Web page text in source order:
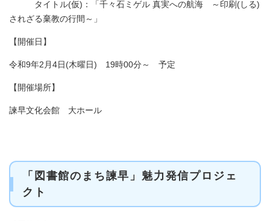
タイトル(仮)：「千々石ミゲル 真実への航海 ～印刷(しる)
されざる棄教の行間～」
【開催日】
令和9年2月4日(木曜日) 19時00分～ 予定
【開催場所】
諫早文化会館 大ホール
「図書館のまち諫早」魅力発信プロジェ
クト